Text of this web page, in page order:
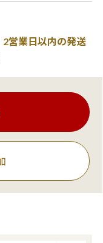
業日以内の発送